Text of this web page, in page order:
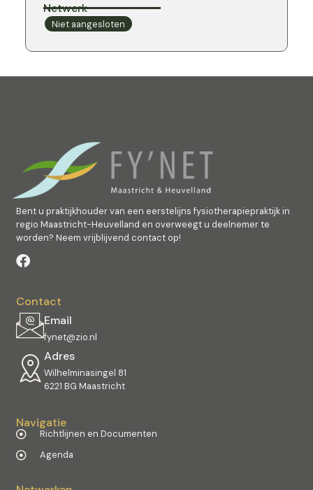
Netwerk
Niet aangesloten
Bent u praktijkhouder van een eerstelijns fysiotherapiepraktijk in
regio Maastricht-Heuvelland en overweegt u deelnemer te
worden? Neem vrijblijvend contact op!
Contact
Email
fynet@zio.nl
Adres
Wilhelminasingel 81
6221 BG Maastricht
Navigatie
Richtlijnen en Documenten
Agenda